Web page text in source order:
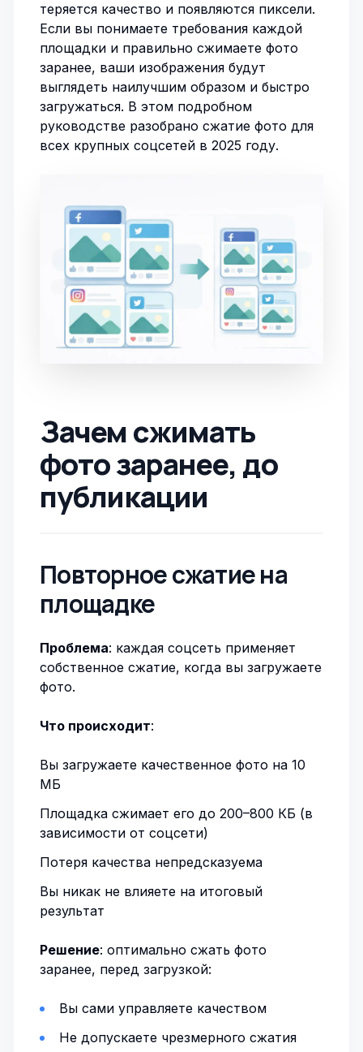
теряется качество и появляются пиксели.
Если вы понимаете требования каждой
площадки и правильно сжимаете фото
заранее, ваши изображения будут
выглядеть наилучшим образом и быстро
загружаться. В этом подробном
руководстве разобрано сжатие фото для
всех крупных соцсетей в 2025 году.
Зачем сжимать
фото заранее, до
публикации
Повторное сжатие на
площадке
Проблема: каждая соцсеть применяет
собственное сжатие, когда вы загружаете
фото.
Что происходит:
Вы загружаете качественное фото на 10
МБ
Площадка сжимает его до 200–800 КБ (в
зависимости от соцсети)
Потеря качества непредсказуема
Вы никак не влияете на итоговый
результат
Решение: оптимально сжать фото
заранее, перед загрузкой:
Вы сами управляете качеством
Не допускаете чрезмерного сжатия